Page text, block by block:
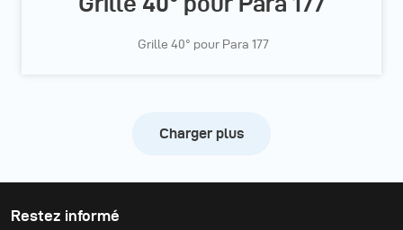
Grille 40° pour Para 177
Charger plus
Restez informé